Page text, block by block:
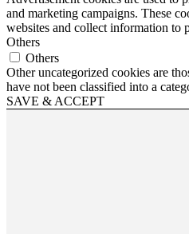
and marketing campaigns. These
websites and collect information to
Others
Others
Other uncategorized cookies are
have not been classified into a
SAVE & ACCEPT